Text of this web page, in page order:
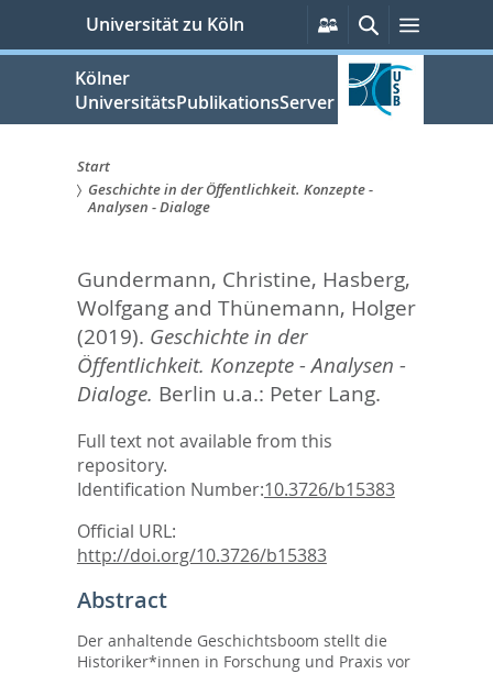
springen
Universität zu Köln
Persönliche
Services
Suche
Kölner
UniversitätsPublikationsServer
Sie
hier:
Start
Geschichte in der Öffentlichkeit. Konzepte -
Analysen - Dialoge
Gundermann, Christine, Hasberg,
Wolfgangand Thünemann, Holger
(2019). Geschichte in der
Öffentlichkeit. Konzepte - Analysen -
Dialoge. Berlin u.a.: Peter Lang.
Full text not available from this
repository.
Identification Number:10.3726/b15383
Official URL:
http://doi.org/10.3726/b15383
Abstract
Der anhaltende Geschichtsboom stellt die
Historiker*innen in Forschung und Praxis vor